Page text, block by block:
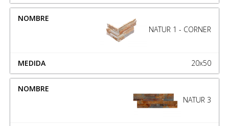
NATUR 1 - CORNER
20x50
NATUR 3